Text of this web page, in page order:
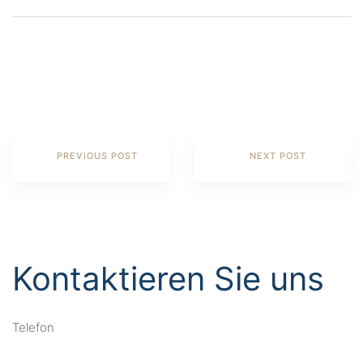
PREVIOUS POST NEXT POST
Kontaktieren Sie uns
Telefon